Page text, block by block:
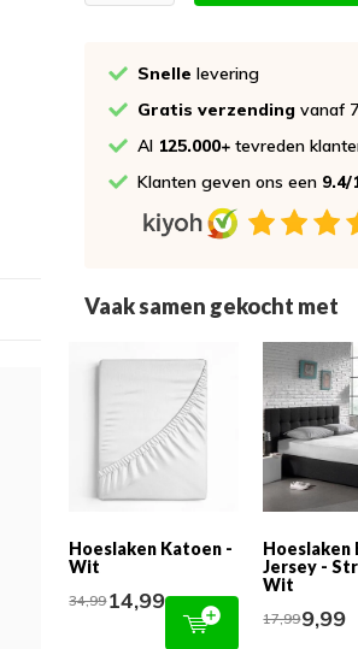
Snelle levering
Gratis verzendingvanaf
Al 125.000+ tevreden
Klanten geven ons een 9.4/
Vaak samen gekocht met
Hoeslaken Katoen -
Wit
34,9914,99
Hoeslaken
Jersey -
Wit
17,999,99